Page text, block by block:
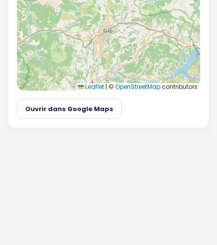
Leaflet | © OpenStreetMapcontributors
Ouvrir dans Google Maps